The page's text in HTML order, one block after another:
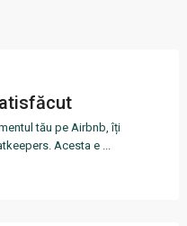
tău pe Airbnb, îți
Acesta e ...